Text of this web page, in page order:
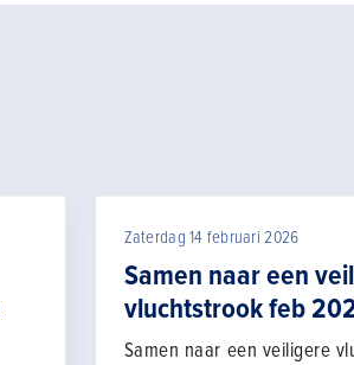
Zaterdag 14 februari 2026
Samen naar een
vluchtstrook feb
Samen naar een veiligere